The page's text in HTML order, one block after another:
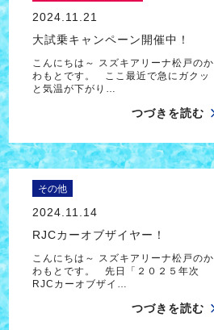
2024.11.21
大試乗キャンペーン開催中！
こんにちは～ スズキアリーナ松戸のか
わもとです。 ここ最近で急にガクッ
と気温が下がり…
つづきを読む
その他
2024.11.14
RJCカーオブザイヤー！
こんにちは～ スズキアリーナ松戸のか
わもとです。 先日「２０２５年次
RJCカーオブザイ…
つづきを読む